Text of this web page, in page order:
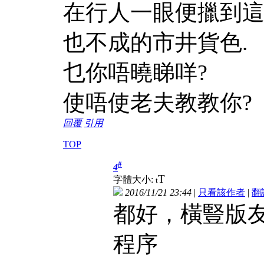
在行人一眼便擸到
也不成的市井貨色.
乜你唔曉睇咩?
使唔使老夫教教你?
回覆 引用
TOP
4#
字體大小: tT
2016/11/21 23:44 | 只看該作者 | 翻
都好，橫豎版
程序